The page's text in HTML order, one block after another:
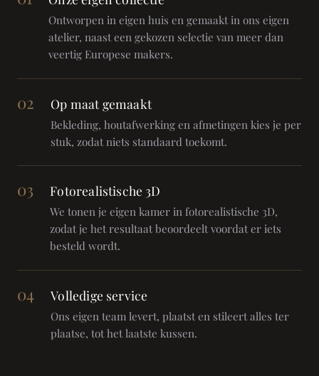
Ontworpen in eigen huis en gemaakt in ons eigen
atelier, naast een gekozen selectie van meer dan
veertig Europese makers.
02 Op maat gemaakt
Bekleding, houtafwerking en afmetingen kies je per
stuk, zodat niets standaard toekomt.
03 Fotorealistische 3D
We tonen je eigen kamer in fotorealistische 3D,
zodat je het resultaat beoordeelt voordat er iets
besteld wordt.
04 Volledige service
Ons eigen team levert, plaatst en stileert alles ter
plaatse, tot het laatste kussen.